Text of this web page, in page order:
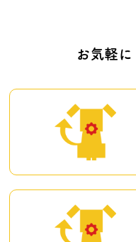
お気軽に